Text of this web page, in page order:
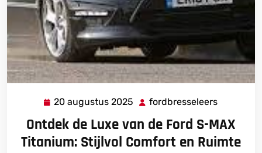
20 augustus 2025 20
augustus
2025
fordbresseleers
Ontdek de Luxe van de Ford S-MAX
Titanium: Stijlvol Comfort en Ruimte